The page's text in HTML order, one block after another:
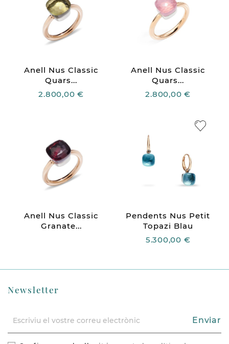
Anell Nus Classic
Quars...
2.800,00 €
Anell Nus Classic
Quars...
2.800,00 €
Anell Nus Classic
Granate...
Pendents Nus Petit
Topazi Blau
5.300,00 €
Newsletter
Enviar